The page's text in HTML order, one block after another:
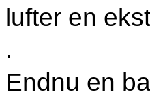
lufter en
.
Endnu en